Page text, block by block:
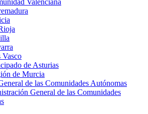
Vasco
de Asturias
de Murcia
de las Comunidades Autónomas
General de las Comunidades